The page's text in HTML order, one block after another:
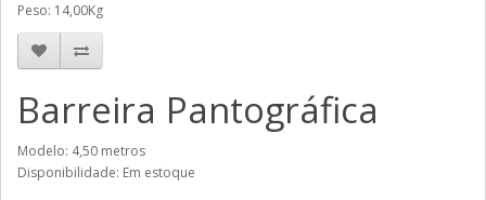
Peso: 14,00Kg
Barreira Pantográfica
Modelo: 4,50 metros
Disponibilidade: Em estoque